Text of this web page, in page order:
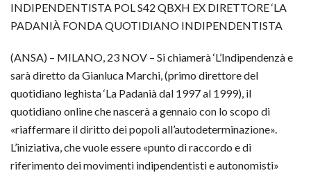
INDIPENDENTISTA POL S42 QBXH EX DIRETTORE ‘LA
PADANIÀ FONDA QUOTIDIANO INDIPENDENTISTA
(ANSA) – MILANO, 23 NOV – Si chiamerà ‘L’Indipendenzà e
sarà diretto da Gianluca Marchi, (primo direttore del
quotidiano leghista ‘La Padanià dal 1997 al 1999), il
quotidiano online che nascerà a gennaio con lo scopo di
«riaffermare il diritto dei popoli all’autodeterminazione».
L’iniziativa, che vuole essere «punto di raccordo e di
riferimento dei movimenti indipendentisti e autonomisti»